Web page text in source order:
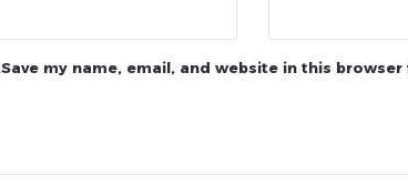
Save my name, email, and website in this